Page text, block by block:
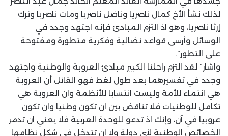
لذلك نشأ الأخ كمال ناصريا وناضل ناصريا ومات ناصريا وترك
إرثا ناصريا، وهو اذ التزم المبادئ فإنه اجتهد وجدد في
الوسائل وأرسى قواعد نضالية وفكرية متطورة ومفتوحة
على التطور”.
واشار” لقد التزم راحلنا الكبير مبادئ العروبة والوطنية واجتهد
وجدد في تفسيرهما بعد طول لغط فهو القائل أن العروبة
هي انتماء للأمة وليست انتسابا للأنظمة وان العروبة هي
تكامل للوطنيات فلا تناقض بين ان تكون وطنيا وان تكون
عروبيا في آن، وإنك اذ تدعو للوحدة العربية فلا يعني ان تدمر
الخصائص الوطنية لأي دولة ولا ان تتدخل في شكل نظامها